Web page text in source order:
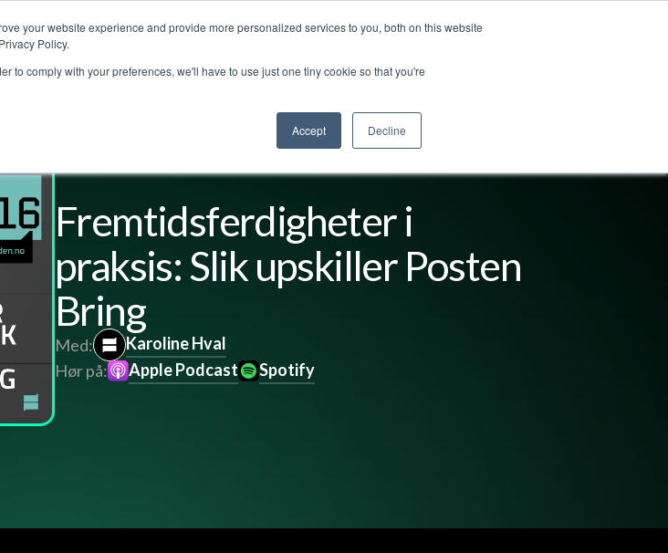
your website experience and provide more personalized services to you, both on this website
Policy.
to comply with your preferences, we'll have to use just one tiny cookie so that you're
Accept Decline
Lederpodden Om oss Logg inn Kontakt oss
Fremtidsferdigheter i
praksis: Slik upskiller Posten
Bring
Med:
Karoline Hval
Hør på:
Apple Podcast Spotify